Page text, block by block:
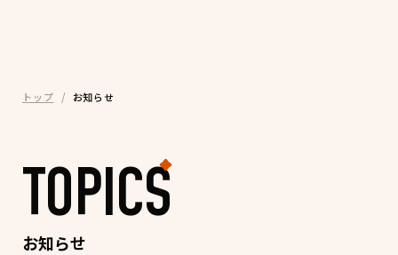
トップ お知らせ
TOPICS
お知らせ